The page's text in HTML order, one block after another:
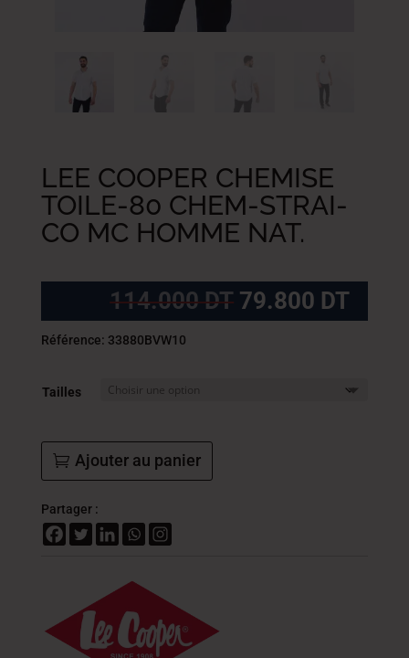
LEE COOPER CHEMISE
TOILE-80 CHEM-STRAI-
CO MC HOMME NAT.
114.000DT Le
prix
79.800 DTLe
prix
Référence: 33880BVW10
Tailles
Ajouter au panier
Partager :